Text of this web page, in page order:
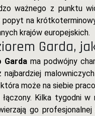
ważnego z punktu
na
krajów europejskich.
Garda,
Garda ma podwójny
może na siebie
Kilka tygodni
go